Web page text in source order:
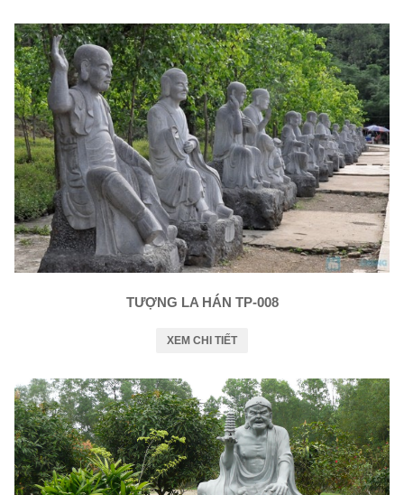
TƯỢNG LA HÁN TP-008
XEM CHI TIẾT